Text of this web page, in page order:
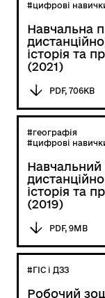
#цифрові
Навчальна
історія та
(2021)
PDF, 706KB
#географія
#цифрові
Навчальний
історія та
(2019)
PDF, 9MB
#ГІС і ДЗЗ
Робочий